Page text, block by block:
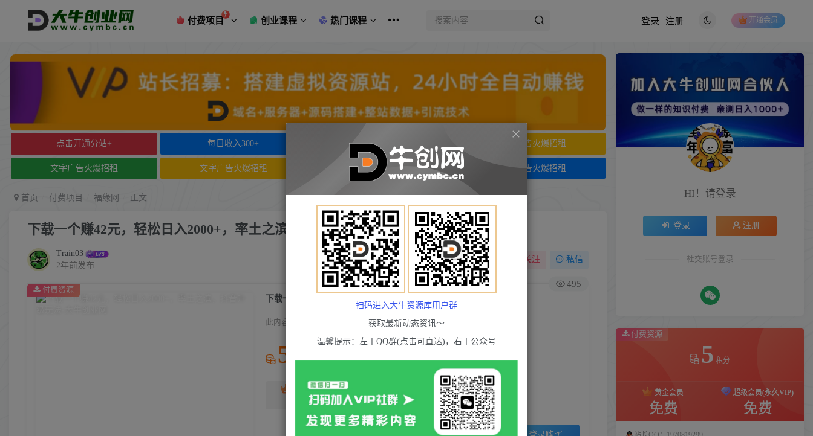
付费项目 创业课程 热门课程 开通会员
登录 注册
点击开通分站+ 每日收入300+ 文字广告火爆招租 文字广告火爆招租
文字广告火爆招租 文字广告火爆招租 文字广告火爆招租 文字广告火爆招租
首页 付费项目 福缘网 正文
下载一个赚42元，轻松日入2000+，率土之滨，抖音升级玩法
Train03
2年前发布
关注 私信
495
下载一个赚42元，轻松日入2000+，率土之滨，抖音升级玩法
此内容为付费资源，请付费后查看
5 积分
黄金会员 免费
免费
付费资源
HI！请登录
登录 注册
社交账号登录
付费资源
5 积分
黄金会员
免费
超级会员(永久VIP)
免费
扫码进入大牛资源库用户群
获取最新动态资讯～
温馨提示：左丨QQ群(点击可直达)，右丨公众号